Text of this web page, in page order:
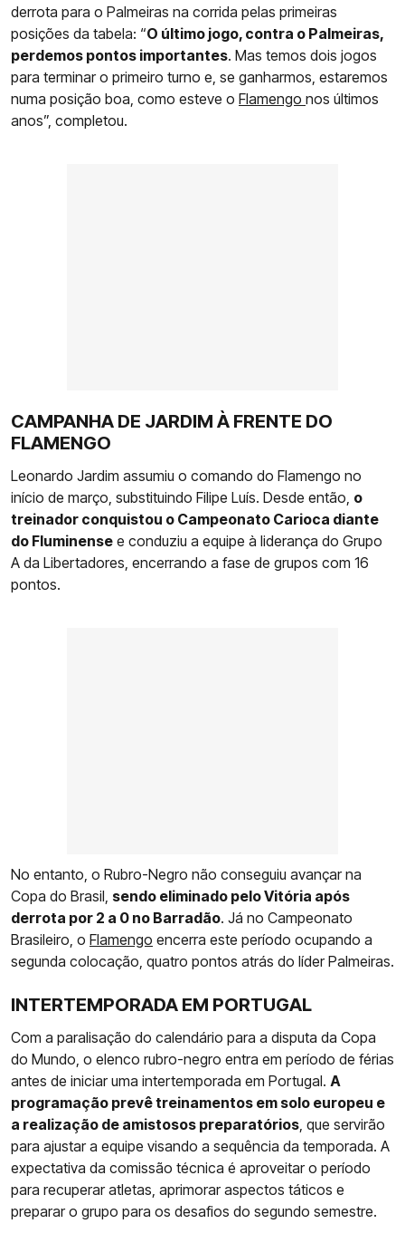
derrota para o Palmeiras na corrida pelas primeiras
posições da tabela: “O último jogo, contra o Palmeiras,
perdemos pontos importantes. Mas temos dois jogos
para terminar o primeiro turno e, se ganharmos, estaremos
numa posição boa, como esteve o Flamengo nos últimos
anos”, completou.
CAMPANHA DE JARDIM À FRENTE DO
FLAMENGO
Leonardo Jardim assumiu o comando do Flamengo no
início de março, substituindo Filipe Luís. Desde então, o
treinador conquistou o Campeonato Carioca diante
do Fluminense e conduziu a equipe à liderança do Grupo
A da Libertadores, encerrando a fase de grupos com 16
pontos.
No entanto, o Rubro-Negro não conseguiu avançar na
Copa do Brasil, sendo eliminado pelo Vitória após
derrota por 2 a 0 no Barradão. Já no Campeonato
Brasileiro, o Flamengo encerra este período ocupando a
segunda colocação, quatro pontos atrás do líder Palmeiras.
INTERTEMPORADA EM PORTUGAL
Com a paralisação do calendário para a disputa da Copa
do Mundo, o elenco rubro-negro entra em período de férias
antes de iniciar uma intertemporada em Portugal. A
programação prevê treinamentos em solo europeu e
a realização de amistosos preparatórios , que servirão
para ajustar a equipe visando a sequência da temporada. A
expectativa da comissão técnica é aproveitar o período
para recuperar atletas, aprimorar aspectos táticos e
preparar o grupo para os desafios do segundo semestre.